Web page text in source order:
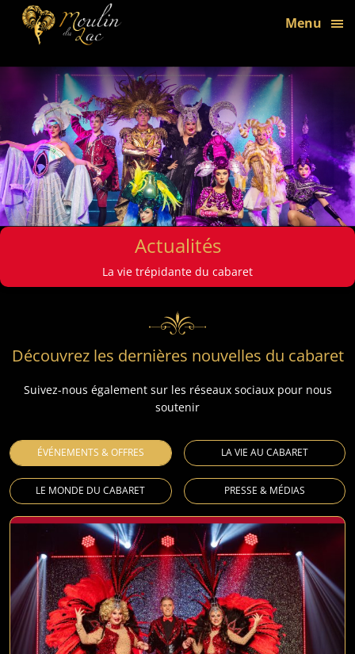
bon
Menu
Actualités
La vie trépidante du cabaret
Découvrez les dernières nouvelles du cabaret
Suivez-nous également sur les réseaux sociaux pour nous
soutenir
ÉVÉNEMENTS & OFFRES LA VIE AU CABARET
LE MONDE DU CABARET PRESSE & MÉDIAS